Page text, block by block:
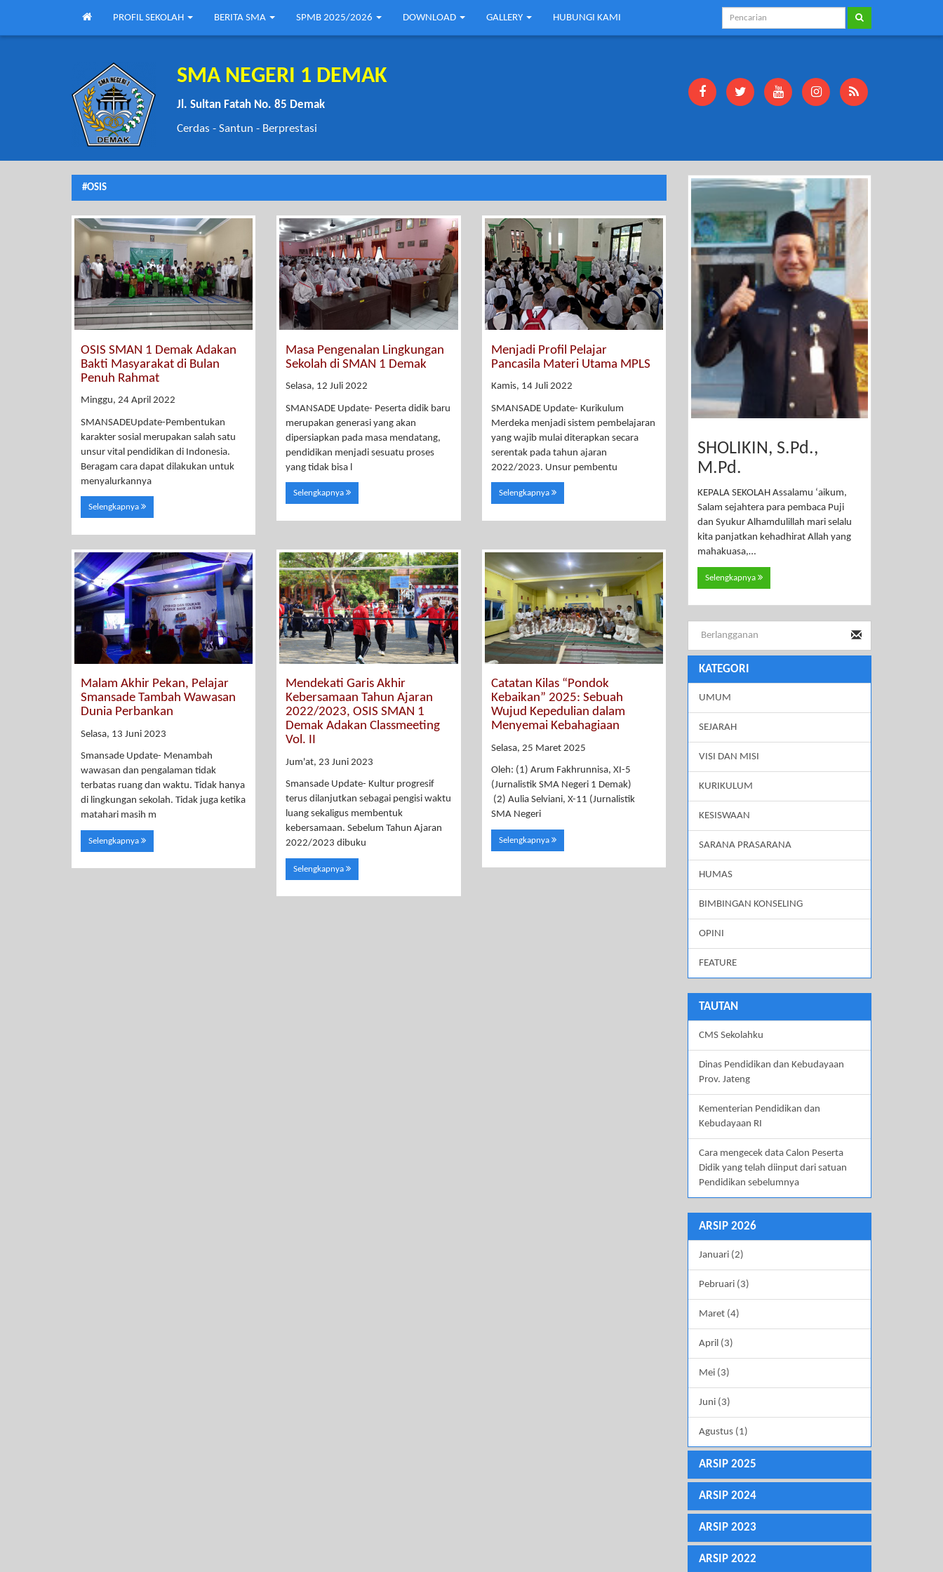
PROFIL SEKOLAH BERITA SMA SPMB 2025/2026 DOWNLOAD GALLERY HUBUNGI KAMI
SMA NEGERI 1 DEMAK
Jl. Sultan Fatah No. 85 Demak
Cerdas - Santun - Berprestasi
#OSIS
OSIS SMAN 1 Demak Adakan
Bakti Masyarakat di Bulan
Penuh Rahmat
Minggu, 24 April 2022
SMANSADEUpdate-Pembentukan
karakter sosial merupakan salah satu
unsur vital pendidikan di Indonesia.
Beragam cara dapat dilakukan untuk
menyalurkannya
Selengkapnya
Masa Pengenalan Lingkungan
Sekolah di SMAN 1 Demak
Selasa, 12 Juli 2022
SMANSADE Update- Peserta didik baru
merupakan generasi yang akan
dipersiapkan pada masa mendatang,
pendidikan menjadi sesuatu proses
yang tidak bisa l
Selengkapnya
Menjadi Profil Pelajar
Pancasila Materi Utama MPLS
Kamis, 14 Juli 2022
SMANSADE Update- Kurikulum
Merdeka menjadi sistem pembelajaran
yang wajib mulai diterapkan secara
serentak pada tahun ajaran
2022/2023. Unsur pembentu
Selengkapnya
Malam Akhir Pekan, Pelajar
Smansade Tambah Wawasan
Dunia Perbankan
Selasa, 13 Juni 2023
Smansade Update- Menambah
wawasan dan pengalaman tidak
terbatas ruang dan waktu. Tidak hanya
di lingkungan sekolah. Tidak juga ketika
matahari masih m
Selengkapnya
Mendekati Garis Akhir
Kebersamaan Tahun Ajaran
2022/2023, OSIS SMAN 1
Demak Adakan Classmeeting
Vol. II
Jum'at, 23 Juni 2023
Smansade Update- Kultur progresif
terus dilanjutkan sebagai pengisi waktu
luang sekaligus membentuk
kebersamaan. Sebelum Tahun Ajaran
2022/2023 dibuku
Selengkapnya
Catatan Kilas “Pondok
Kebaikan” 2025: Sebuah
Wujud Kepedulian dalam
Menyemai Kebahagiaan
Selasa, 25 Maret 2025
Oleh: (1) Arum Fakhrunnisa, XI-5
(Jurnalistik SMA Negeri 1 Demak)
(2) Aulia Selviani, X-11 (Jurnalistik
SMA Negeri
Selengkapnya
SHOLIKIN, S.Pd.,
M.Pd.
KEPALA SEKOLAH Assalamu ‘aikum,
Salam sejahtera para pembaca Puji
dan Syukur Alhamdulillah mari selalu
kita panjatkan kehadhirat Allah yang
mahakuasa,…
Selengkapnya
KATEGORI
UMUM
SEJARAH
VISI DAN MISI
KURIKULUM
KESISWAAN
SARANA PRASARANA
HUMAS
BIMBINGAN KONSELING
OPINI
FEATURE
TAUTAN
CMS Sekolahku
Dinas Pendidikan dan Kebudayaan
Prov. Jateng
Kementerian Pendidikan dan
Kebudayaan RI
Cara mengecek data Calon Peserta
Didik yang telah diinput dari satuan
Pendidikan sebelumnya
ARSIP 2026
Januari (2)
Pebruari (3)
Maret (4)
April (3)
Mei (3)
Juni (3)
Agustus (1)
ARSIP 2025
ARSIP 2024
ARSIP 2023
ARSIP 2022